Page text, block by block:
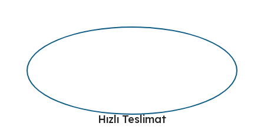
Hızlı Teslimat